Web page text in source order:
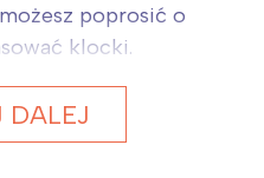
poprosić o
klocki.
DALEJ